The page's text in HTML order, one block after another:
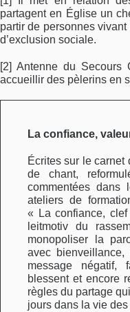
partagent en Église un
partir de personnes
d’exclusion sociale.
[2] Antenne du Secours
accueillir des pèlerins en
La confiance,
Écrites sur le carnet
de chant,
commentées
ateliers de
« La confiance,
leitmotiv du
monopoliser la
avec
message négatif,
blessent et encore
règles du partage
jours dans la vie